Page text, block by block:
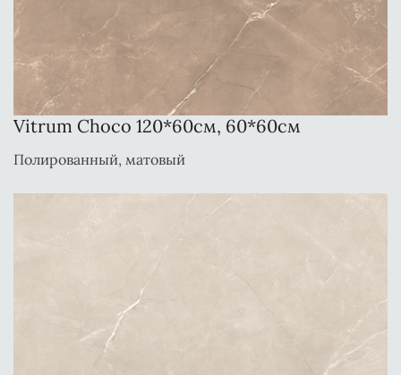
Vitrum Choco 120*60см, 60*60см
Полированный, матовый